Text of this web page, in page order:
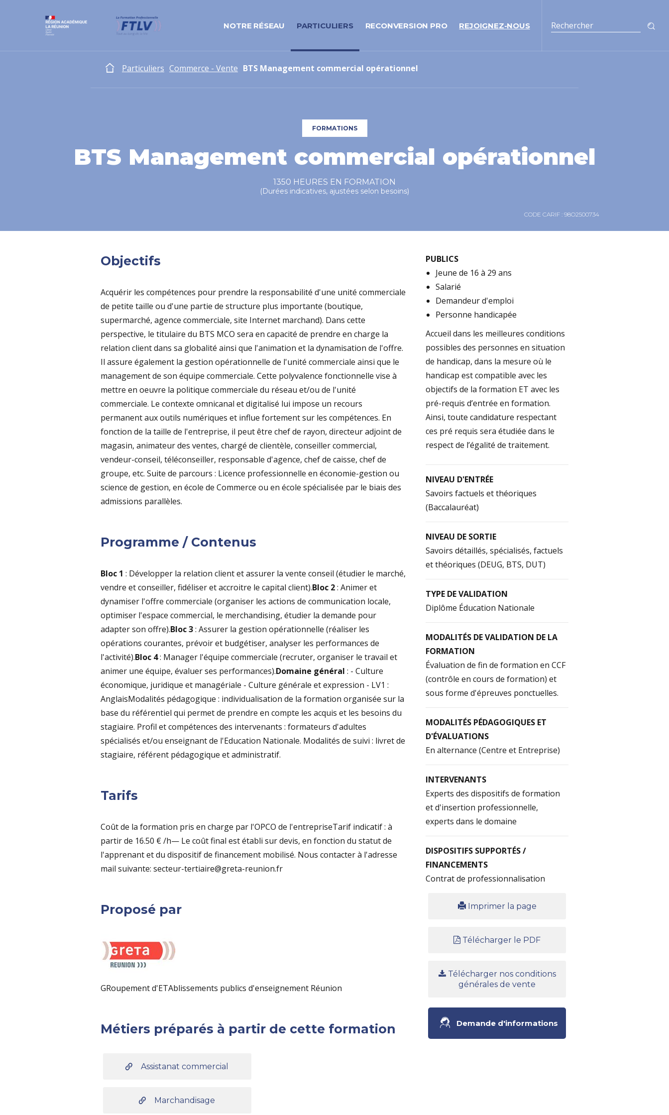
NOTRE RÉSEAU PARTICULIERS RECONVERSION PRO REJOIGNEZ-NOUS
Particuliers Commerce - Vente BTS Management commercial opérationnel
FORMATIONS
BTS Management commercial opérationnel
1350 HEURES EN FORMATION
(Durées indicatives, ajustées selon besoins)
CODE CARIF : 98O2500734
PUBLICS
jeune de 16 à 29 ans
salarié
demandeur d'emploi
personne handicapée
Accueil dans les meilleures conditions
possibles des personnes en situation
de handicap, dans la mesure où le
handicap est compatible avec les
objectifs de la formation ET avec les
pré-requis d’entrée en formation.
Ainsi, toute candidature respectant
ces pré requis sera étudiée dans le
respect de l’égalité de traitement.
NIVEAU D'ENTRÉE
Savoirs factuels et théoriques
(Baccalauréat)
NIVEAU DE SORTIE
Savoirs détaillés, spécialisés, factuels
et théoriques (DEUG, BTS, DUT)
TYPE DE VALIDATION
Diplôme Éducation Nationale
MODALITÉS DE VALIDATION DE LA
FORMATION
Évaluation de fin de formation en CCF
(contrôle en cours de formation) et
sous forme d'épreuves ponctuelles.
MODALITÉS PÉDAGOGIQUES ET
D'ÉVALUATIONS
En alternance (Centre et Entreprise)
INTERVENANTS
Experts des dispositifs de formation
et d'insertion professionnelle,
experts dans le domaine
DISPOSITIFS SUPPORTÉS /
FINANCEMENTS
Contrat de professionnalisation
Imprimer la page
Télécharger le PDF
Télécharger nos conditions
générales de vente
Demande d'informations
Objectifs
Acquérir les compétences pour prendre la responsabilité d'une unité commerciale
de petite taille ou d'une partie de structure plus importante (boutique,
supermarché, agence commerciale, site Internet marchand). Dans cette
perspective, le titulaire du BTS MCO sera en capacité de prendre en charge la
relation client dans sa globalité ainsi que l'animation et la dynamisation de l'offre.
Il assure également la gestion opérationnelle de l'unité commerciale ainsi que le
management de son équipe commerciale. Cette polyvalence fonctionnelle vise à
mettre en oeuvre la politique commerciale du réseau et/ou de l'unité
commerciale. Le contexte omnicanal et digitalisé lui impose un recours
permanent aux outils numériques et influe fortement sur les compétences. En
fonction de la taille de l'entreprise, il peut être chef de rayon, directeur adjoint de
magasin, animateur des ventes, chargé de clientèle, conseiller commercial,
vendeur-conseil, téléconseiller, responsable d'agence, chef de caisse, chef de
groupe, etc. Suite de parcours : Licence professionnelle en économie-gestion ou
science de gestion, en école de Commerce ou en école spécialisée par le biais des
admissions parallèles.
Programme / Contenus
Bloc 1 : Développer la relation client et assurer la vente conseil (étudier le marché,
vendre et conseiller, fidéliser et accroitre le capital client).Bloc 2: Animer et
dynamiser l'offre commerciale (organiser les actions de communication locale,
optimiser l'espace commercial, le merchandising, étudier la demande pour
adapter son offre).Bloc 3: Assurer la gestion opérationnelle (réaliser les
opérations courantes, prévoir et budgétiser, analyser les performances de
l'activité).Bloc 4: Manager l'équipe commerciale (recruter, organiser le travail et
animer une équipe, évaluer ses performances).Domaine général : - Culture
économique, juridique et managériale - Culture générale et expression - LV1 :
AnglaisModalités pédagogique : individualisation de la formation organisée sur la
base du référentiel qui permet de prendre en compte les acquis et les besoins du
stagiaire. Profil et compétences des intervenants : formateurs d'adultes
spécialisés et/ou enseignant de l'Education Nationale. Modalités de suivi : livret de
stagiaire, référent pédagogique et administratif.
Tarifs
Coût de la formation pris en charge par l'OPCO de l'entrepriseTarif indicatif : à
partir de 16.50 € /h— Le coût final est établi sur devis, en fonction du statut de
l'apprenant et du dispositif de financement mobilisé. Nous contacter à l'adresse
mail suivante: secteur-tertiaire@greta-reunion.fr
Proposé par
GRoupement d'ETAblissements publics d'enseignement Réunion
Métiers préparés à partir de cette formation
Assistanat commercial
Marchandisage